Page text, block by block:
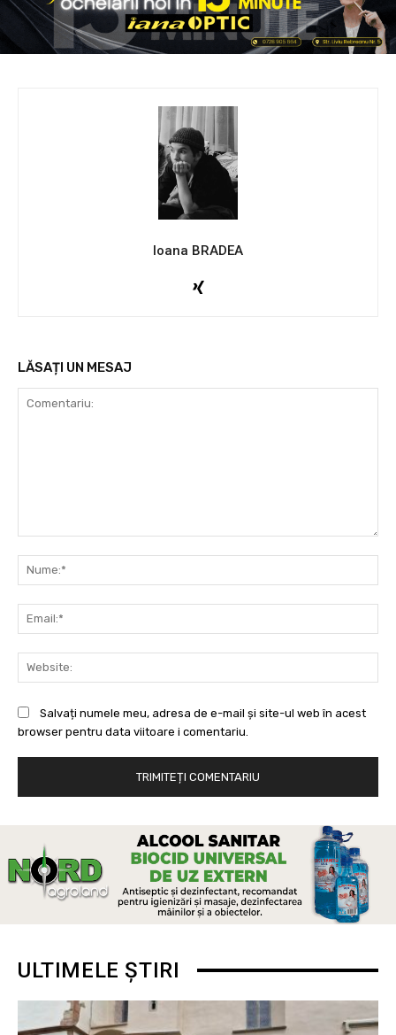
Ioana BRADEA
LĂSAȚI UN MESAJ
Salvați numele meu, adresa de e-mail și site-ul web în acest
browser pentru data viitoare i comentariu.
ULTIMELE ȘTIRI